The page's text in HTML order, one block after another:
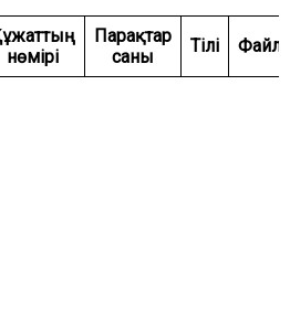
нөмірі
Парақтар
саны
Тілі Файл
ДАМУ ЖӘНЕ ҒЫЛЫМ